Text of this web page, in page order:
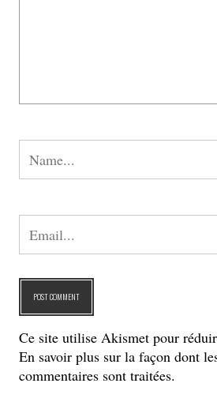
Ce site utilise Akismet pour
En savoir plus sur la façon dont
commentaires sont traitées.